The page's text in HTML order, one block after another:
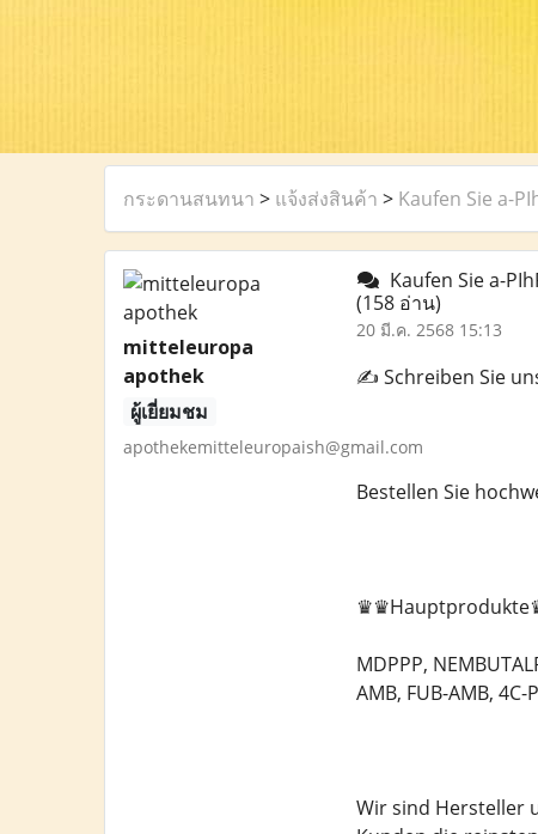
กระดานสนทนา > แจ้งส่งสินค้า > Kaufen Sie a-
mitteleuropa
apothek
ผู้เยี่ยมชม
apothekemitteleuropaish@gmail.com
Kaufen Sie a-
(158 อ่าน)
20 มี.ค. 2568 15:13
✍️ Schreiben Sie
Bestellen Sie
MDPPP,
AMB, FUB-AMB,
Wir sind Hersteller